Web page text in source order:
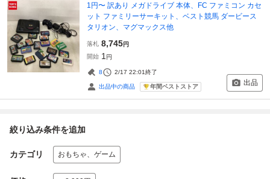
1円〜 訳あり メガドライブ 本体、FC ファミコン カセ
ット ファミリーサーキット、ベスト競馬 ダービース
タリオン、マグマックス他
落札 8,745円
開始 1 円
8 2/17 22:01終了
出品中の商品 年間ベストストア 出品
絞り込み条件を追加
カテゴリ おもちゃ、ゲーム